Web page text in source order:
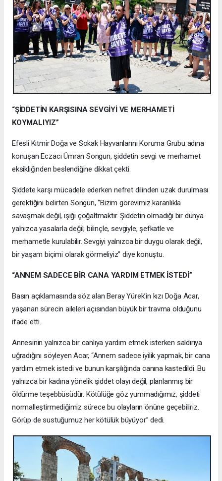
“ŞİDDETİN KARŞISINA SEVGİYİ VE MERHAMETİ
KOYMALIYIZ”
Efesli Kıtmir Doğa ve Sokak Hayvanlarını Koruma Grubu adına
konuşan Eczacı Ümran Songun, şiddetin sevgi ve merhamet
eksikliğinden beslendiğine dikkat çekti.
Şiddete karşı mücadele ederken nefret dilinden uzak durulması
gerektiğini belirten Songun, “Bizim görevimiz karanlıkla
savaşmak değil, ışığı çoğaltmaktır. Şiddetin olmadığı bir dünya
yalnızca yasalarla değil; bilinçle, sevgiyle, şefkatle ve
merhametle kurulabilir. Sevgiyi yalnızca bir duygu olarak değil,
bir yaşam biçimi olarak görmeliyiz” diye konuştu.
“ANNEM SADECE BİR CANA YARDIM ETMEK İSTEDİ”
Basın açıklamasında söz alan Beray Yürek’in kızı Doğa Acar,
yaşanan sürecin aileleri açısından büyük bir travma olduğunu
ifade etti.
Annesinin yalnızca bir canlıya yardım etmek isterken saldırıya
uğradığını söyleyen Acar, “Annem sadece iyilik yapmak, bir cana
yardım etmek istedi ve bunun karşılığında canına kastedildi. Bu
yalnızca bir kadına yönelik şiddet olayı değil, planlanmış bir
öldürme teşebbüsüdür. Kötülüğe göz yummadığımız, şiddeti
normalleştirmediğimiz sürece bu olayların önüne geçebiliriz.
Görüp de sustuğumuz her kötülük büyüyor” dedi.